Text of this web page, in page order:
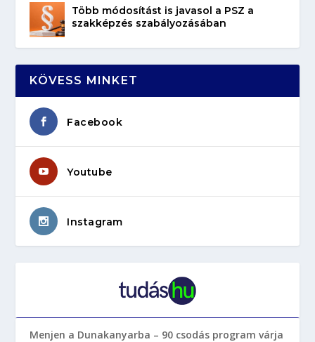
Több módosítást is javasol a PSZ a
szakképzés szabályozásában
KÖVESS MINKET
Facebook
Youtube
Instagram
Menjen a Dunakanyarba – 90 csodás program várja